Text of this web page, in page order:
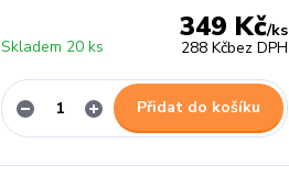
349 Kč/ks
288 Kčbez DPH
Skladem 20 ks
Přidat do košíku